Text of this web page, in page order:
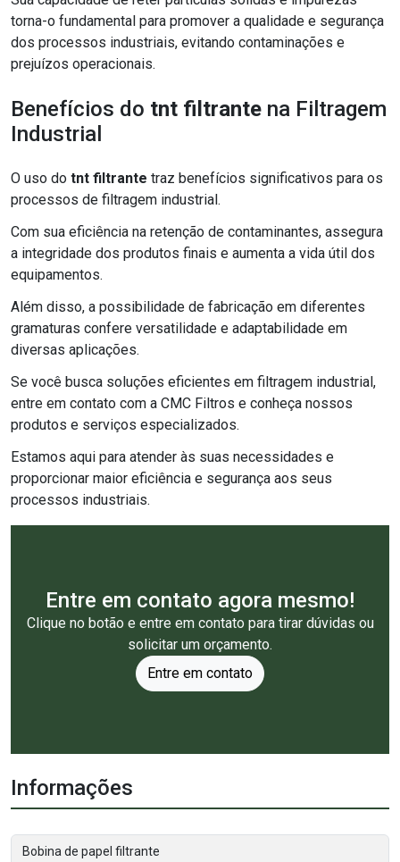
torna-o fundamental para promover a qualidade e segurança
dos processos industriais, evitando contaminações e
prejuízos operacionais.
Benefícios do tnt filtrante na Filtragem
Industrial
O uso do tnt filtrante traz benefícios significativos para os
processos de filtragem industrial.
Com sua eficiência na retenção de contaminantes, assegura
a integridade dos produtos finais e aumenta a vida útil dos
equipamentos.
Além disso, a possibilidade de fabricação em diferentes
gramaturas confere versatilidade e adaptabilidade em
diversas aplicações.
Se você busca soluções eficientes em filtragem industrial,
entre em contato com a CMC Filtros e conheça nossos
produtos e serviços especializados.
Estamos aqui para atender às suas necessidades e
proporcionar maior eficiência e segurança aos seus
processos industriais.
Entre em contato agora mesmo!
Clique no botão e entre em contato para tirar dúvidas ou
solicitar um orçamento.
Entre em contato
Informações
Bobina de papel filtrante